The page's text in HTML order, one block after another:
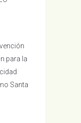
para la
Santa